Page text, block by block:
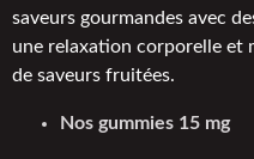
saveurs gourmandes avec
une relaxation corporelle et
de saveurs fruitées.
Nos gummies 15 mg